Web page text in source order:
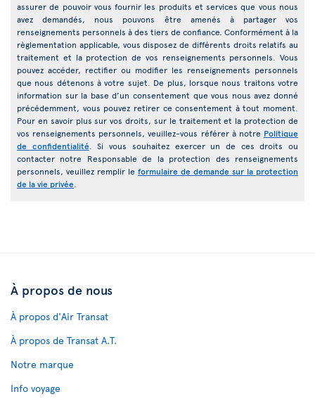
assurer de pouvoir vous fournir les produits et services que vous nous
avez demandés, nous pouvons être amenés à partager vos
renseignements personnels à des tiers de confiance. Conformément à la
règlementation applicable, vous disposez de différents droits relatifs au
traitement et la protection de vos renseignements personnels. Vous
pouvez accéder, rectifier ou modifier les renseignements personnels
que nous détenons à votre sujet. De plus, lorsque nous traitons votre
information sur la base d’un consentement que vous nous avez donné
précédemment, vous pouvez retirer ce consentement à tout moment.
Pour en savoir plus sur vos droits, sur le traitement et la protection de
vos renseignements personnels, veuillez-vous référer à notre Politique
de confidentialité. Si vous souhaitez exercer un de ces droits ou
contacter notre Responsable de la protection des renseignements
personnels, veuillez remplir le formulaire de demande sur la protection
de la vie privée
À propos de nous
À propos d'Air Transat
À propos de Transat A.T.
Notre marque
Info voyage